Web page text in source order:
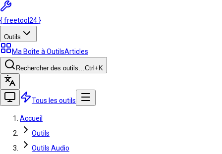
{freetool 24 }
Outils
Ma Boîte à OutilsArticles
Rechercher des outils…Ctrl +K
Tous les outils
Accueil
Outils
Outils Audio